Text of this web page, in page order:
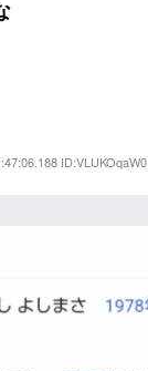
ID:VLUKOqaW0